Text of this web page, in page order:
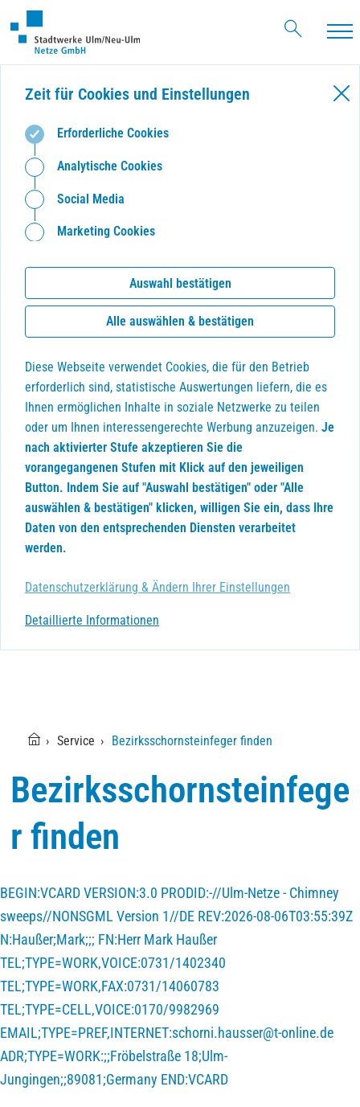
Zeit für Cookies und Einstellungen
Erforderliche Cookies
Analytische Cookies
Social Media
Marketing Cookies
Auswahl bestätigen
Alle auswählen & bestätigen
Diese Webseite verwendet Cookies, die für den Betrieb
erforderlich sind, statistische Auswertungen liefern, die es
Ihnen ermöglichen Inhalte in soziale Netzwerke zu teilen
oder um Ihnen interessengerechte Werbung anzuzeigen. Je
nach aktivierter Stufe akzeptieren Sie die
vorangegangenen Stufen mit Klick auf den jeweiligen
Button. Indem Sie auf "Auswahl bestätigen" oder "Alle
auswählen & bestätigen" klicken, willigen Sie ein, dass Ihre
Daten von den entsprechenden Diensten verarbeitet
werden.
Datenschutzerklärung & Ändern Ihrer Einstellungen
Detaillierte Informationen
Service Bezirksschornsteinfeger finden
Bezirksschornsteinfege
r finden
BEGIN:VCARD VERSION:3.0 PRODID:-//Ulm-Netze - Chimney
sweeps//NONSGML Version 1//DE REV:2026-08-06T03:55:39Z
N:Haußer;Mark;;; FN:Herr Mark Haußer
TEL;TYPE=WORK,VOICE:0731/1402340
TEL;TYPE=WORK,FAX:0731/14060783
TEL;TYPE=CELL,VOICE:0170/9982969
EMAIL;TYPE=PREF,INTERNET:schorni.hausser@t-online.de
ADR;TYPE=WORK:;;Fröbelstraße 18;Ulm-
Jungingen;;89081;Germany END:VCARD